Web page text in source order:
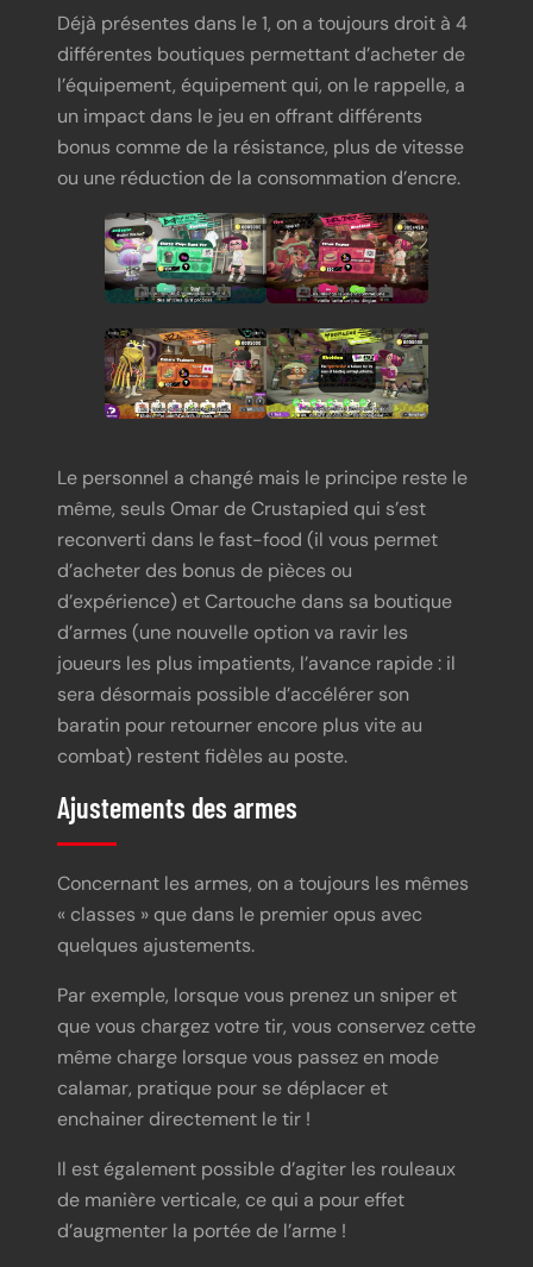
Déjà présentes dans le 1, on a toujours droit à 4
différentes boutiques permettant d’acheter de
l’équipement, équipement qui, on le rappelle, a
un impact dans le jeu en offrant différents
bonus comme de la résistance, plus de vitesse
ou une réduction de la consommation d’encre.
Le personnel a changé mais le principe reste le
même, seuls Omar de Crustapied qui s’est
reconverti dans le fast-food (il vous permet
d’acheter des bonus de pièces ou
d’expérience) et Cartouche dans sa boutique
d’armes (une nouvelle option va ravir les
joueurs les plus impatients, l’avance rapide : il
sera désormais possible d’accélérer son
baratin pour retourner encore plus vite au
combat) restent fidèles au poste.
Ajustements des armes
Concernant les armes, on a toujours les mêmes
« classes » que dans le premier opus avec
quelques ajustements.
Par exemple, lorsque vous prenez un sniper et
que vous chargez votre tir, vous conservez cette
même charge lorsque vous passez en mode
calamar, pratique pour se déplacer et
enchainer directement le tir !
Il est également possible d’agiter les rouleaux
de manière verticale, ce qui a pour effet
d’augmenter la portée de l’arme !